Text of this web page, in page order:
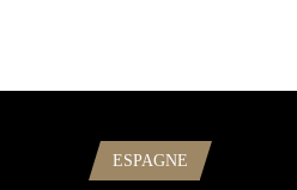
ESPAGNE